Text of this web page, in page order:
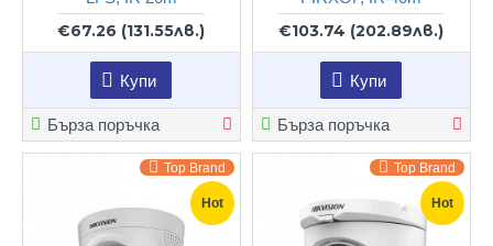
€67.26 (131.55лв.)
Купи
Бърза поръчка
€103.74 (202.89лв.)
Купи
Бърза поръчка
Hot
Top Brand
Hot
Top Brand